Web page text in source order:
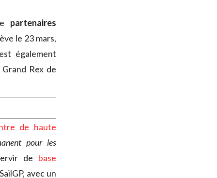
partenaires
le 23 mars,
également
Rex de
de haute
pour les
de base
avec un